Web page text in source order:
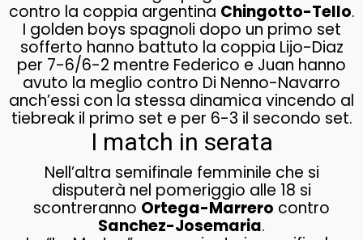
contro la coppia argentina Chingotto-Tello.
I golden boys spagnoli dopo un primo set
sofferto hanno battuto la coppia Lijo-Diaz
per 7-6/6-2 mentre Federico e Juan hanno
avuto la meglio contro Di Nenno-Navarro
anch’essi con la stessa dinamica vincendo al
tiebreak il primo set e per 6-3 il secondo set.
I match in serata
Nell’altra semifinale femminile che si
disputerà nel pomeriggio alle 18 si
scontreranno Ortega-Marrero contro
Sanchez-Josemaria.